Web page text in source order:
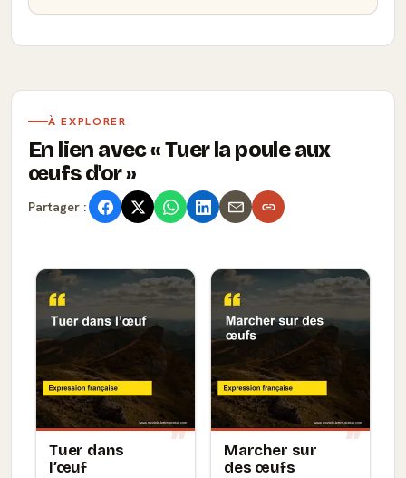
À EXPLORER
En lien avec Tuer la poule aux
œufs d'or
Partager :
Tuer dans
l’œuf
Marcher sur
des œufs